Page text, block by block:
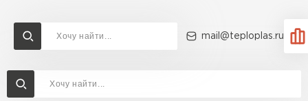
mail@teploplas.ru
Доставка и оплата